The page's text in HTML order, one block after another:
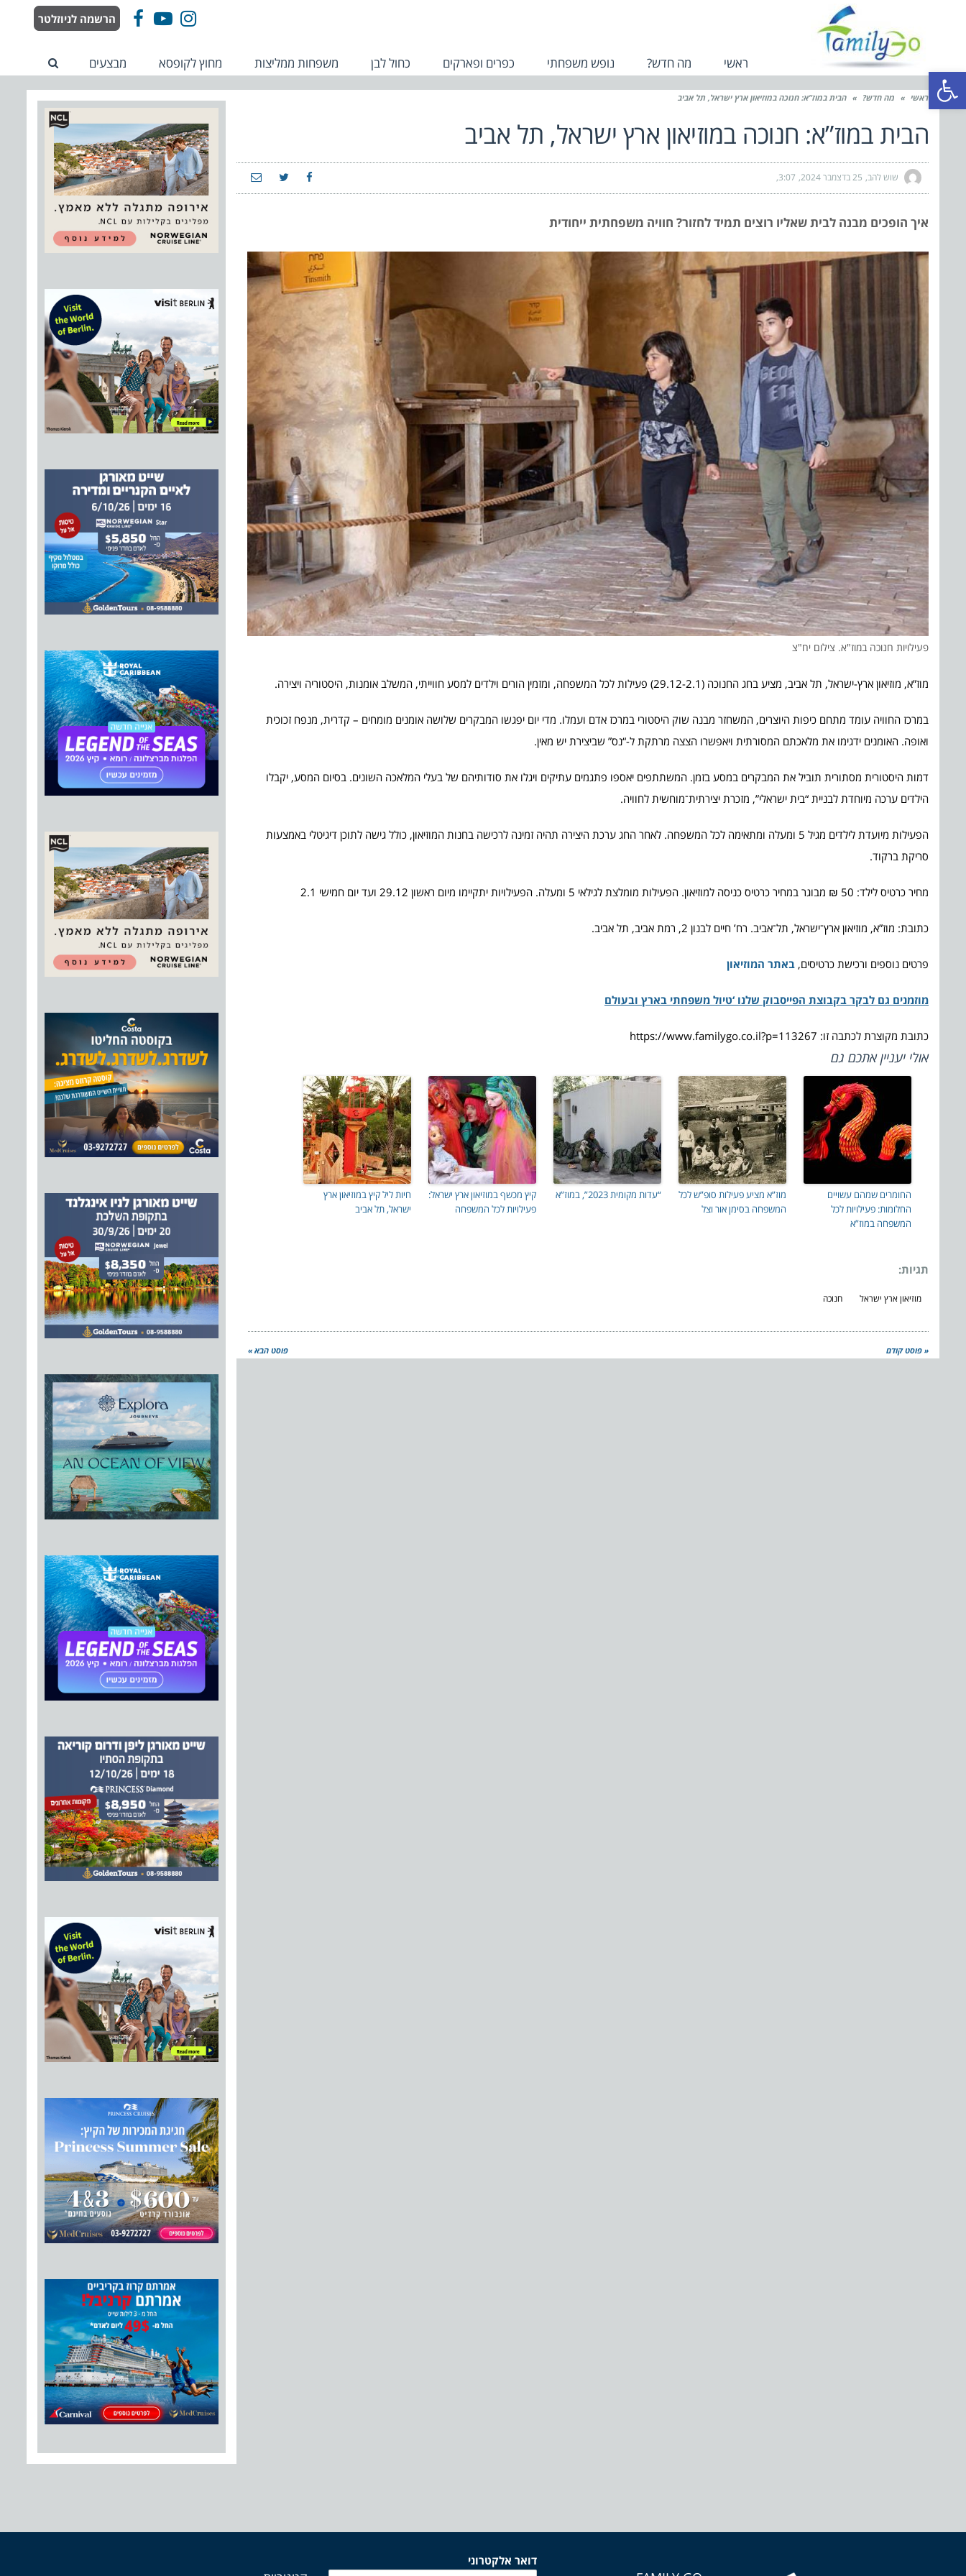
פתח סרגל נגישות
FacebookYouTube
Instagram הרשמה לניוזלטר
ראשי מה חדש? נופש משפחתי כפרים ופארקים כחול לבן משפחות ממליצות מחוץ לקופסא מבצעים
ראשי » מה חדש? » הבית במוז”א: חנוכה במוזיאון ארץ ישראל, תל אביב
הבית במוז”א: חנוכה במוזיאון ארץ ישראל, תל אביב
שוש להב 25 בדצמבר 2024 3:07
איך הופכים מבנה לבית שאליו רוצים תמיד לחזור? חוויה משפחתית ייחודית
פעילויות חנוכה במוז"א. צילום יח"צ
מוז”א, מוזיאון ארץ-ישראל, תל אביב, מציע בחג החנוכה (29.12-2.1) פעילות לכל המשפחה, ומזמין הורים וילדים למסע חווייתי, המשלב אומנות, היסטוריה ויצירה.
במרכז החוויה עומד מתחם כיפות היוצרים, המשחזר מבנה שוק היסטורי במרכז אדם ועמלו. מדי יום יפגשו המבקרים שלושה אומנים מומחים – קדרית, מנפח זכוכית
ואופה. האומנים ידגימו את מלאכתם המסורתית ויאפשרו הצצה מרתקת ל-“נס” שביצירת יש מאין.
דמות היסטורית מסתורית תוביל את המבקרים במסע בזמן. המשתתפים יאספו פתגמים עתיקים ויגלו את סודותיהם של בעלי המלאכה השונים. בסיום המסע, יקבלו
הילדים ערכה מיוחדת לבניית “בית ישראלי”, מזכרת יצירתית־מוחשית לחוויה.
הפעילות מיועדת לילדים מגיל 5 ומעלה ומתאימה לכל המשפחה. לאחר החג ערכת היצירה תהיה זמינה לרכישה בחנות המוזיאון, כולל גישה לתוכן דיגיטלי באמצעות
סריקת ברקוד.
מחיר כרטיס לילד: 50 ₪ מבוגר במחיר כרטיס כניסה למוזיאון. הפעילות מומלצת לגילאי 5 ומעלה. הפעילויות יתקיימו מיום ראשון 29.12 ועד יום חמישי 2.1
כתובת: מוז”א, מוזיאון ארץ־ישראל, תל־אביב. רח’ חיים לבנון 2, רמת אביב, תל אביב.
פרטים נוספים ורכישת כרטיסים, באתר המוזיאון
מוזמנים גם לבקר בקבוצת הפייסבוק שלנו ‘טיול משפחתי בארץ ובעולם
כתובת מקוצרת לכתבה זו: https://www.familygo.co.il?p=113267
אולי יעניין אתכם גם
החומרים שמהם עשויים
החלומות: פעילויות לכל
המשפחה במוז”א
מוז”א מציע פעילות סופ”ש לכל
המשפחה בסימן אור וצל
“עדות מקומית 2023”, במוז”א
קיץ מכשף במוזיאון ארץ ישראל:
פעילויות לכל המשפחה
חיות ליל קיץ במוזיאון ארץ
ישראל, תל אביב
תגיות:
מוזיאון ארץ ישראל חנוכה
« פוסט קודם פוסט הבא »
דואר אלקטרוני